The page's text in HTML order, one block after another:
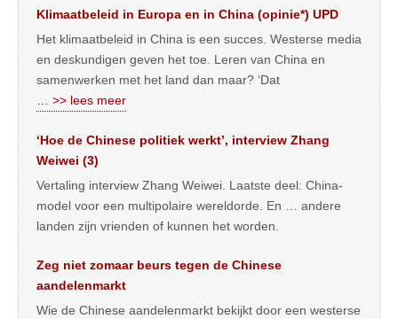
Klimaatbeleid in Europa en in China (opinie*) UPD
Het klimaatbeleid in China is een succes. Westerse media
en deskundigen geven het toe. Leren van China en
samenwerken met het land dan maar? ‘Dat
… >> lees meer
‘Hoe de Chinese politiek werkt’, interview Zhang
Weiwei (3)
Vertaling interview Zhang Weiwei. Laatste deel: China-
model voor een multipolaire wereldorde. En … andere
landen zijn vrienden of kunnen het worden.
Zeg niet zomaar beurs tegen de Chinese
aandelenmarkt
Wie de Chinese aandelenmarkt bekijkt door een westerse